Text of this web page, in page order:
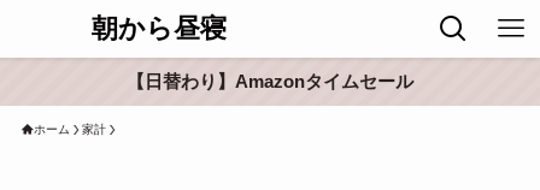
朝から昼寝
【日替わり】Amazonタイムセール
ホーム 家計